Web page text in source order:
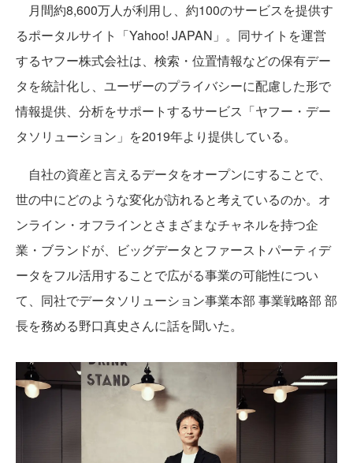
月間約8,600万人が利用し、約100のサービスを提供す
るポータルサイト「Yahoo! JAPAN」。同サイトを運営
するヤフー株式会社は、検索・位置情報などの保有デー
タを統計化し、ユーザーのプライバシーに配慮した形で
情報提供、分析をサポートするサービス「ヤフー・デー
タソリューション」を2019年より提供している。
自社の資産と言えるデータをオープンにすることで、
世の中にどのような変化が訪れると考えているのか。オ
ンライン・オフラインとさまざまなチャネルを持つ企
業・ブランドが、ビッグデータとファーストパーティデ
ータをフル活用することで広がる事業の可能性につい
て、同社でデータソリューション事業本部 事業戦略部 部
長を務める野口真史さんに話を聞いた。